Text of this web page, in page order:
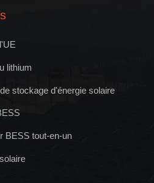
lithium
stockage d'énergie solaire
BESS tout-en-un